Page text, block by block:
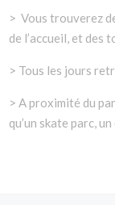
> Vous trouverez
de l’accueil, et des
> Tous les jours
> A proximité du
qu’un skate parc,